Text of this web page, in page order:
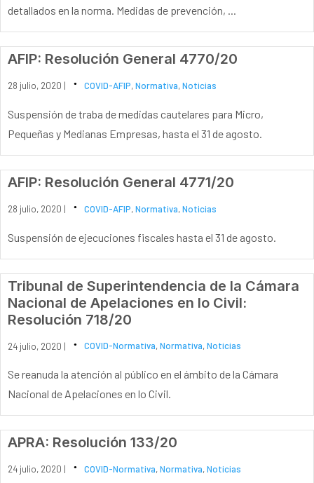
detallados en la norma. Medidas de prevención, ...
AFIP: Resolución General 4770/20
28 julio, 2020 | COVID-AFIP,Normativa,Noticias
Suspensión de traba de medidas cautelares para Micro,
Pequeñas y Medianas Empresas, hasta el 31 de agosto.
AFIP: Resolución General 4771/20
28 julio, 2020 | COVID-AFIP,Normativa,Noticias
Suspensión de ejecuciones fiscales hasta el 31 de agosto.
Tribunal de Superintendencia de la Cámara
Nacional de Apelaciones en lo Civil:
Resolución 718/20
24 julio, 2020 | COVID-Normativa,Normativa,Noticias
Se reanuda la atención al público en el ámbito de la Cámara
Nacional de Apelaciones en lo Civil.
APRA: Resolución 133/20
24 julio, 2020 | COVID-Normativa,Normativa,Noticias